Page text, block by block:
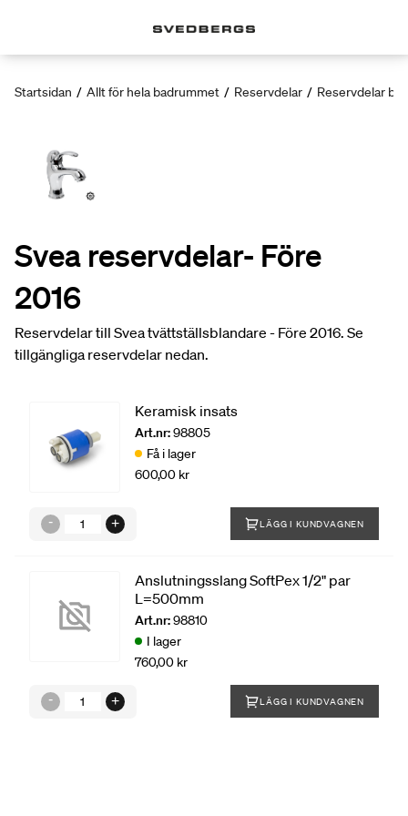
Startsidan / Allt för hela badrummet / Reservdelar / Reservdelar
Svea reservdelar- Före
2016
Reservdelar till Svea tvättställsblandare - Före 2016. Se
tillgängliga reservdelar nedan.
Keramisk insats
Art.nr:98805
Få i lager
600,00 kr
LÄGG I KUNDVAGNEN
Anslutningsslang SoftPex 1/2" par
L=500mm
Art.nr:98810
I lager
760,00 kr
LÄGG I KUNDVAGNEN